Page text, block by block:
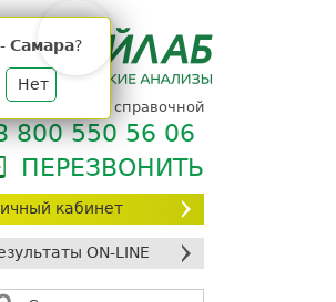
кабинет
ON-LINE
Самара?
Нет
единой справочной
800 550 56 06
ПЕРЕЗВОНИТЬ